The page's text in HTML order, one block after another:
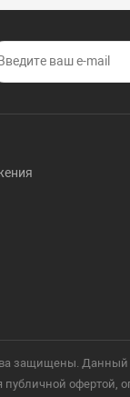
защищены.
офертой,